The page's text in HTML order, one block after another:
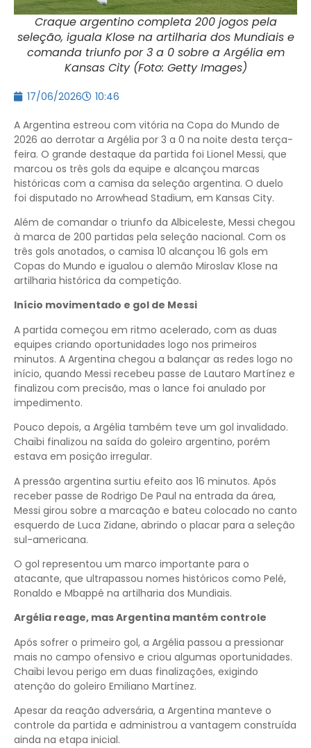
Craque argentino completa 200 jogos pela
seleção, iguala Klose na artilharia dos Mundiais e
comanda triunfo por 3 a 0 sobre a Argélia em
Kansas City (Foto: Getty Images)
17/06/2026 10:46
A Argentina estreou com vitória na Copa do Mundo de
2026 ao derrotar a Argélia por 3 a 0 na noite desta terça-
feira. O grande destaque da partida foi Lionel Messi, que
marcou os três gols da equipe e alcançou marcas
históricas com a camisa da seleção argentina. O duelo
foi disputado no Arrowhead Stadium, em Kansas City.
Além de comandar o triunfo da Albiceleste, Messi chegou
à marca de 200 partidas pela seleção nacional. Com os
três gols anotados, o camisa 10 alcançou 16 gols em
Copas do Mundo e igualou o alemão Miroslav Klose na
artilharia histórica da competição.
Início movimentado e gol de Messi
A partida começou em ritmo acelerado, com as duas
equipes criando oportunidades logo nos primeiros
minutos. A Argentina chegou a balançar as redes logo no
início, quando Messi recebeu passe de Lautaro Martínez e
finalizou com precisão, mas o lance foi anulado por
impedimento.
Pouco depois, a Argélia também teve um gol invalidado.
Chaïbi finalizou na saída do goleiro argentino, porém
estava em posição irregular.
A pressão argentina surtiu efeito aos 16 minutos. Após
receber passe de Rodrigo De Paul na entrada da área,
Messi girou sobre a marcação e bateu colocado no canto
esquerdo de Luca Zidane, abrindo o placar para a seleção
sul-americana.
O gol representou um marco importante para o
atacante, que ultrapassou nomes históricos como Pelé,
Ronaldo e Mbappé na artilharia dos Mundiais.
Argélia reage, mas Argentina mantém controle
Após sofrer o primeiro gol, a Argélia passou a pressionar
mais no campo ofensivo e criou algumas oportunidades.
Chaïbi levou perigo em duas finalizações, exigindo
atenção do goleiro Emiliano Martínez.
Apesar da reação adversária, a Argentina manteve o
controle da partida e administrou a vantagem construída
ainda na etapa inicial.